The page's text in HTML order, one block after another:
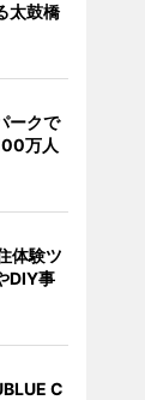
太鼓橋
ークで
万人
体験ツ
DIY事
C